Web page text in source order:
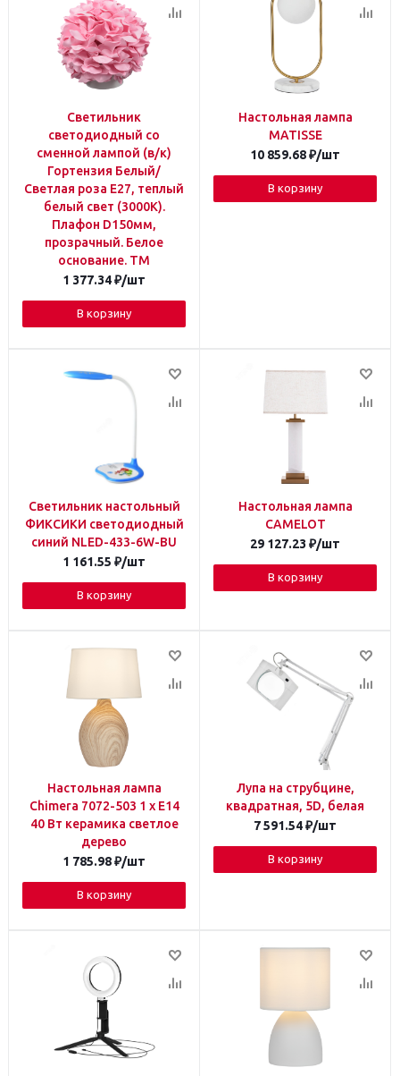
Светильник
светодиодный со
сменной лампой (в/к)
Гортензия Белый/
Светлая роза E27, теплый
белый свет (3000K).
Плафон D150мм,
прозрачный. Белое
основание. TM
1 377.34₽/шт
В корзину
Настольная лампа
MATISSE
10 859.68₽/шт
В корзину
Светильник настольный
ФИКСИКИ светодиодный
синий NLED-433-6W-BU
1 161.55 ₽/шт
В корзину
Настольная лампа
CAMELOT
29 127.23 ₽/шт
В корзину
Настольная лампа
Chimera 7072-503 1 х Е14
40 Вт керамика светлое
дерево
1 785.98₽/шт
В корзину
Лупа на струбцине,
квадратная, 5D, белая
7 591.54₽/шт
В корзину